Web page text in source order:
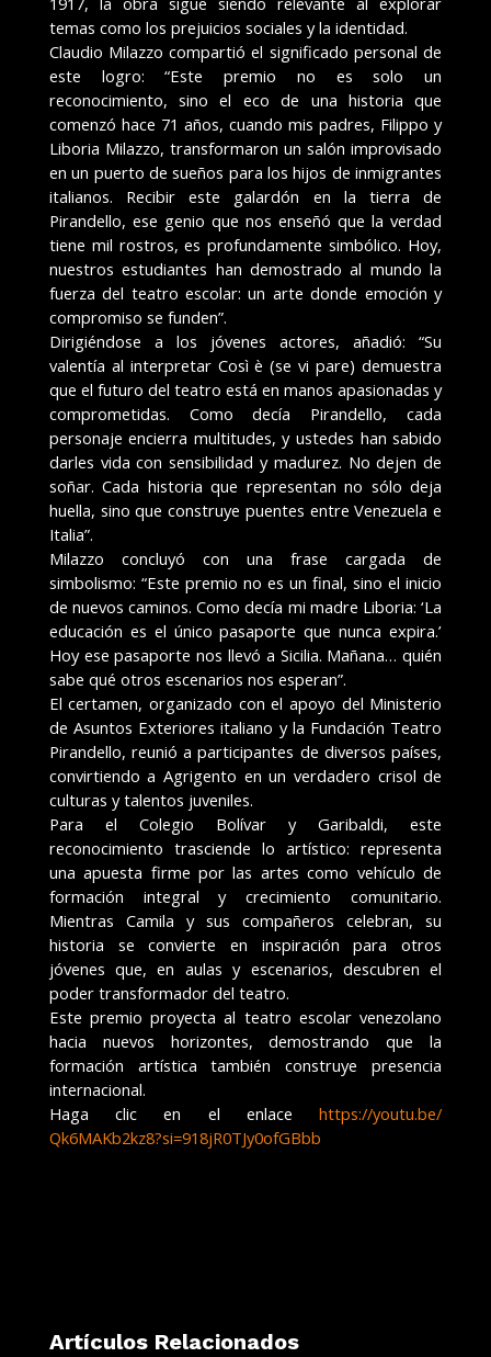
temas como los prejuicios sociales y la identidad.
Claudio Milazzo compartió el significado personal de
este logro: “Este premio no es solo un
reconocimiento, sino el eco de una historia que
comenzó hace 71 años, cuando mis padres, Filippo y
Liboria Milazzo, transformaron un salón improvisado
en un puerto de sueños para los hijos de inmigrantes
italianos. Recibir este galardón en la tierra de
Pirandello, ese genio que nos enseñó que la verdad
tiene mil rostros, es profundamente simbólico. Hoy,
nuestros estudiantes han demostrado al mundo la
fuerza del teatro escolar: un arte donde emoción y
compromiso se funden”.
Dirigiéndose a los jóvenes actores, añadió: “Su
valentía al interpretar Così è (se vi pare) demuestra
que el futuro del teatro está en manos apasionadas y
comprometidas. Como decía Pirandello, cada
personaje encierra multitudes, y ustedes han sabido
darles vida con sensibilidad y madurez. No dejen de
soñar. Cada historia que representan no sólo deja
huella, sino que construye puentes entre Venezuela e
Italia”.
Milazzo concluyó con una frase cargada de
simbolismo: “Este premio no es un final, sino el inicio
de nuevos caminos. Como decía mi madre Liboria: ‘La
educación es el único pasaporte que nunca expira.’
Hoy ese pasaporte nos llevó a Sicilia. Mañana… quién
sabe qué otros escenarios nos esperan”.
El certamen, organizado con el apoyo del Ministerio
de Asuntos Exteriores italiano y la Fundación Teatro
Pirandello, reunió a participantes de diversos países,
convirtiendo a Agrigento en un verdadero crisol de
culturas y talentos juveniles.
Para el Colegio Bolívar y Garibaldi, este
reconocimiento trasciende lo artístico: representa
una apuesta firme por las artes como vehículo de
formación integral y crecimiento comunitario.
Mientras Camila y sus compañeros celebran, su
historia se convierte en inspiración para otros
jóvenes que, en aulas y escenarios, descubren el
poder transformador del teatro.
Este premio proyecta al teatro escolar venezolano
hacia nuevos horizontes, demostrando que la
formación artística también construye presencia
internacional.
Haga clic en el enlacehttps://youtu.be/
Qk6MAKb2kz8?si=918jR0TJy0ofGBbb
Artículos Relacionados